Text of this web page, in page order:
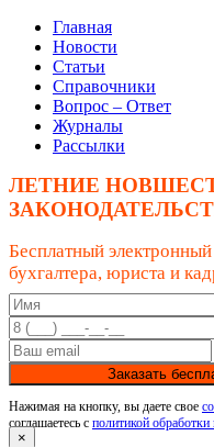
Главная
Новости
Статьи
Справочники
Вопрос – Ответ
Журналы
Рассылки
ЛЕТНИЕ
Бесплатный
бухгалтера, юриста и
Заказать
Нажимая на кнопку, вы даете свое
соглашаетесь с политикой
×